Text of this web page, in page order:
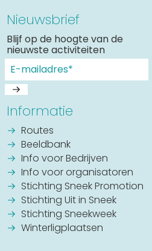
Nieuwsbrief
Blijf op de hoogte van de
nieuwste activiteiten
Informatie
Routes
Beeldbank
Info voor Bedrijven
Info voor organisatoren
Stichting Sneek Promotion
Stichting Uit in Sneek
Stichting Sneekweek
Winterligplaatsen